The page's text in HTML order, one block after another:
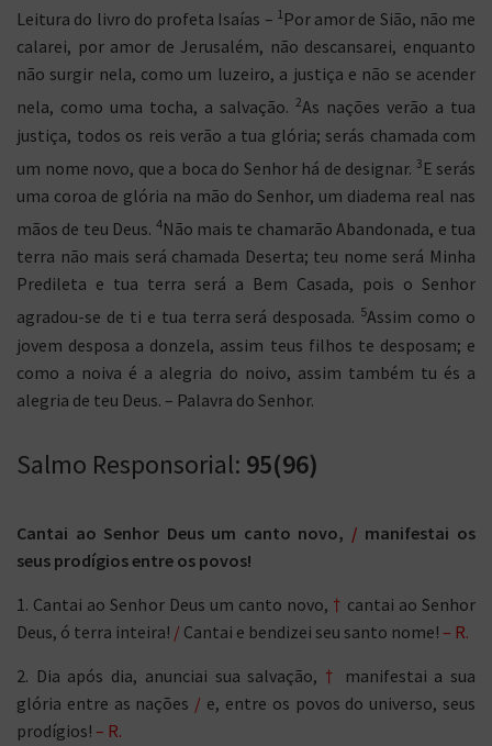
Leitura do livro do profeta Isaías – 1Por amor de Sião, não me
calarei, por amor de Jerusalém, não descansarei, enquanto
não surgir nela, como um luzeiro, a justiça e não se acender
nela, como uma tocha, a salvação. 2As nações verão a tua
justiça, todos os reis verão a tua glória; serás chamada com
um nome novo, que a boca do Senhor há de designar. 3 E serás
uma coroa de glória na mão do Senhor, um diadema real nas
mãos de teu Deus. 4Não mais te chamarão Abandonada, e tua
terra não mais será chamada Deserta; teu nome será Minha
Predileta e tua terra será a Bem Casada, pois o Senhor
agradou-se de ti e tua terra será desposada. 5Assim como o
jovem desposa a donzela, assim teus filhos te desposam; e
como a noiva é a alegria do noivo, assim também tu és a
alegria de teu Deus. – Palavra do Senhor.
Salmo Responsorial: 95(96)
Cantai ao Senhor Deus um canto novo, / manifestai os
seus prodígios entre os povos!
1. Cantai ao Senhor Deus um canto novo, † cantai ao Senhor
Deus, ó terra inteira! / Cantai e bendizei seu santo nome! – R.
2. Dia após dia, anunciai sua salvação, †
manifestai a sua
glória entre as nações / e, entre os povos do universo, seus
prodígios! – R.